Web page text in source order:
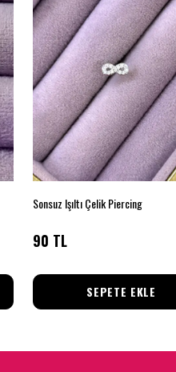
Sonsuz Işıltı Çelik Piercing
90 TL
SEPETE EKLE